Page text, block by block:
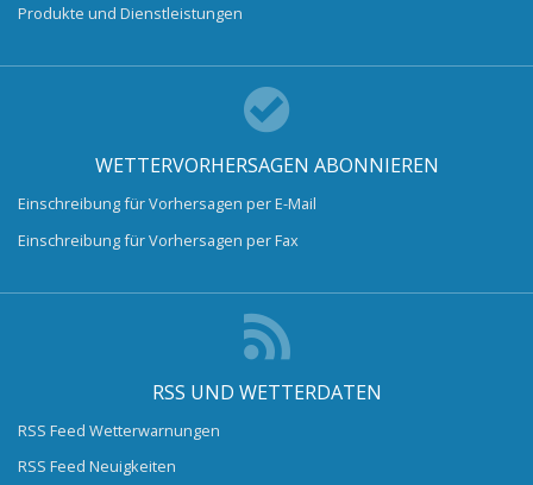
Produkte und Dienstleistungen
WETTERVORHERSAGEN ABONNIEREN
Einschreibung für Vorhersagen per E-Mail
Einschreibung für Vorhersagen per Fax
RSS UND WETTERDATEN
RSS Feed Wetterwarnungen
RSS Feed Neuigkeiten